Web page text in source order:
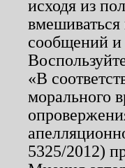
исходя из
вмешиваться
сообщений и
«В
морального
5325/2012)